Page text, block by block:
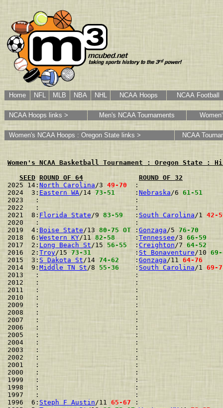
Home NFL MLB NBA NHL NCAA Hoops NCAA Football
NCAA Hoops links > Men's NCAA Tournaments
Women's NCAA Hoops : Oregon State links > NCAA
Women's NCAA Basketball Tournament : Oregon State :
SEED ROUND OF 64
ROUND OF 32
2025 14: North Carolina/3 49-70
:
2024  3: Eastern WA/14 73-51
     :
Nebraska/6 61-51
2023   :                        :
2022   :                        :
2021  8: Florida State/9 83-59
   :
South Carolina/1 42-
2020   :                        :
2019  4: Boise State/13 80-75 OT : Gonzaga/5 76-70
2018  6: Western KY/11 82-58
     :
Tennessee/3 66-59
2017  2: Long Beach St/15 56-55
  :
Creighton/7 64-52
2016  2: Troy/15 73-31
           :
St Bonaventure/10
2015  3: S Dakota St/14 74-62
    :
Gonzaga/11 64-76
2014  9: Middle TN St/8 55-36
    :
South Carolina/1 69-
2013   :                        :
2012   :                        :
2011   :                        :
2010   :                        :
2009   :                        :
2008   :                        :
2007   :                        :
2006   :                        :
2005   :                        :
2004   :                        :
2003   :                        :
2002   :                        :
2001   :                        :
2000   :                        :
1999   :                        :
1998   :                        :
1997   :                        :
1996  6: Steph F Austin/11 65-67 :